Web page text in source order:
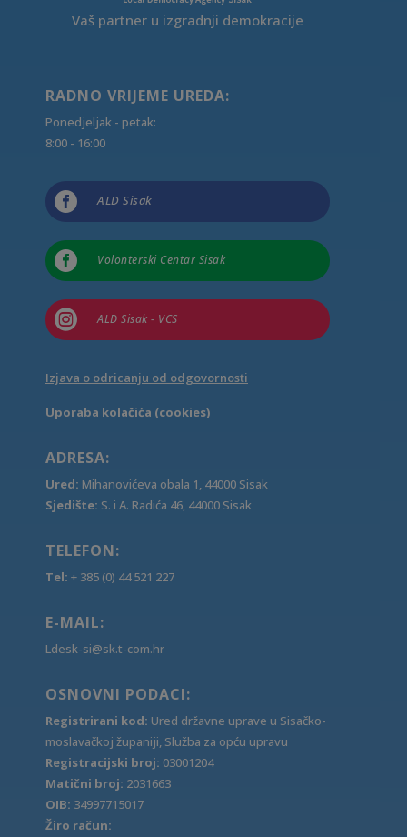
Vaš partner u izgradnji demokracije
RADNO VRIJEME UREDA:
Ponedjeljak - petak:
8:00 - 16:00
 ALD Sisak
 Volonterski Centar Sisak
 ALD Sisak - VCS
Izjava o odricanju od odgovornosti
Uporaba kolačića (cookies)
ADRESA:
Ured: Mihanovićeva obala 1, 44000 Sisak
Sjedište: S. i A. Radića 46, 44000 Sisak
TELEFON:
Tel: + 385 (0) 44 521 227
E-MAIL:
Ldesk-si@sk.t-com.hr
OSNOVNI PODACI:
Registrirani kod: Ured državne uprave u Sisačko-
moslavačkoj županiji, Služba za opću upravu
Registracijski broj: 03001204
Matični broj: 2031663
OIB: 34997715017
Žiro račun: